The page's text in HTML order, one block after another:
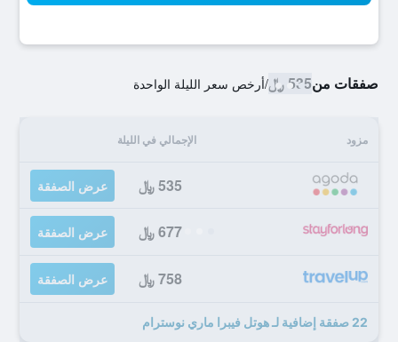
صفقات من535 ﷼ /أرخص سعر الليلة الواحدة
مزود الإجمالي في الليلة
535 ﷼ عرض الصفقة
677 ﷼ عرض الصفقة
758 ﷼ عرض الصفقة
22 صفقة إضافية لـ هوتل فيبرا ماري نوسترام